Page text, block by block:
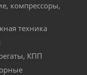
компрессоры,
техника
КПП